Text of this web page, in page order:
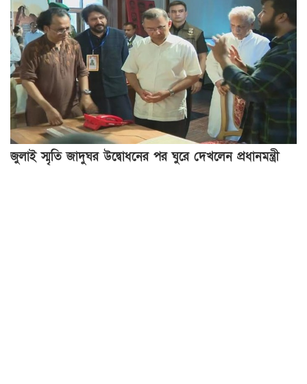
জুলাই স্মৃতি জাদুঘর উদ্বোধনের পর ঘুরে দেখলেন প্রধানমন্ত্রী